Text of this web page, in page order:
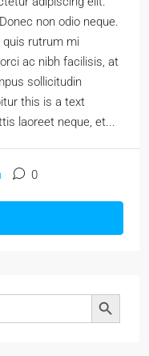
non odio neque.
quis rutrum mi
ac nibh facilisis, at
sollicitudin
this is a text
laoreet neque, et...
0
Botón de búsqueda